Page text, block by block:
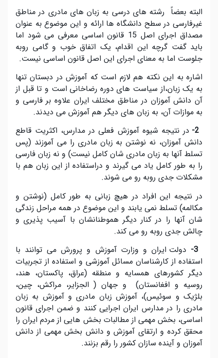
البته بعضاً رشته های درسی به زبان های مادری در مناطق
غیرفارسی در سطح دانشگاه ها ارائه و این موضوع به عنوان
مصداق اجرای اصل 15 قانون اساسی معرفی می شود اما
باید گفت گرچه این اقدام، یک اتفاق خوب و گامی روبه
جلوست اما به معنای اجرای این اصل قانون اساسی نیست.
اشاره به این نکته هم لازم است که آموزش در دبستان تنها
به یک زبان،از سیاست های دوره رضاخانی است و تا قبل از
آن دانش آموزان در مناطق مختلف ایران علاوه بر فارسی و
به موازات آن، به زبان های دیگر هم آموزش می دیدند.
2-
در نتیجه شیوه آموزش فعلی در مدارس، اکثریت قاطع
دانش آموزان، نه نوشتن به زبان مادری را می آموزند (پس
تسلط آنها به زبان مادری شان کامل نیست) و نه زبان فارسی
را به طور کامل یاد می گیرند و دراستفاده از این زبان هم با
مشکلات جدی روبه رو می شوند.
در نتیجه این افراد در هیچ زبانی به طور کامل (نوشتن و
مکالمه) تسلط نمی یابند و این موضوع در همه مراحل زندگی
شان آنها را در کنار دیگر هموطنانشان با آسیب پذیری و
چالش جدی روبه رو می کند.
3-
دولت ایران و وزارت آموزش و پرورش می توانند با
استفاده از کارشناسان مسائل آموزشی و استفاده از تجربیات
دیگر کشورهای همسایه و منطقه (عراق، پاکستان، هند،
روسیه و افغانستان) و جهان ( الجزایر، مراکش، چین،
بلژیک و سوئیس)، آموزش زبان مادری و آموزش به زبان
مادری را در مدارس ایران اجرایی کنند و ضمن اجرای قانون
اساسی، بخش مهمی از مطالبات بخش هایی از مردم ایران را
محقق کرده و ارتقای آموزش و دانش بخش مهمی از دانش
آموزان و آینده سازان کشور را رقم بزنند.